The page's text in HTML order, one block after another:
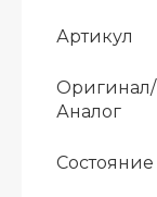
Артикул
Оригинал/
Аналог
Состояние